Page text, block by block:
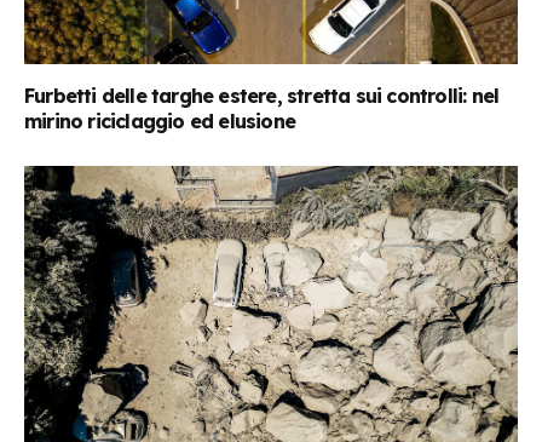
Furbetti delle targhe estere, stretta sui controlli: nel
mirino riciclaggio ed elusione